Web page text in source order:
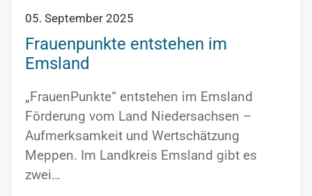
05. September 2025
Frauenpunkte entstehen im
Emsland
„FrauenPunkte“ entstehen im Emsland
Förderung vom Land Niedersachsen –
Aufmerksamkeit und Wertschätzung
Meppen. Im Landkreis Emsland gibt es
zwei…